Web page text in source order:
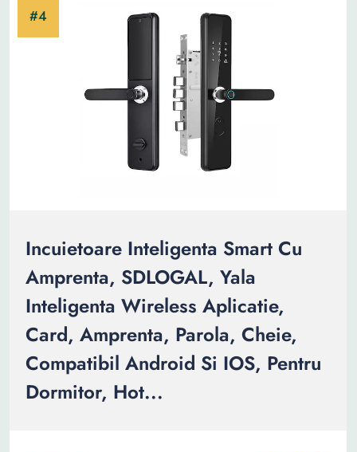
Incuietoare Inteligenta Smart Cu
Amprenta, SDLOGAL, Yala
Inteligenta Wireless Aplicatie,
Card, Amprenta, Parola, Cheie,
Compatibil Android Si IOS, Pentru
Dormitor, Hot...